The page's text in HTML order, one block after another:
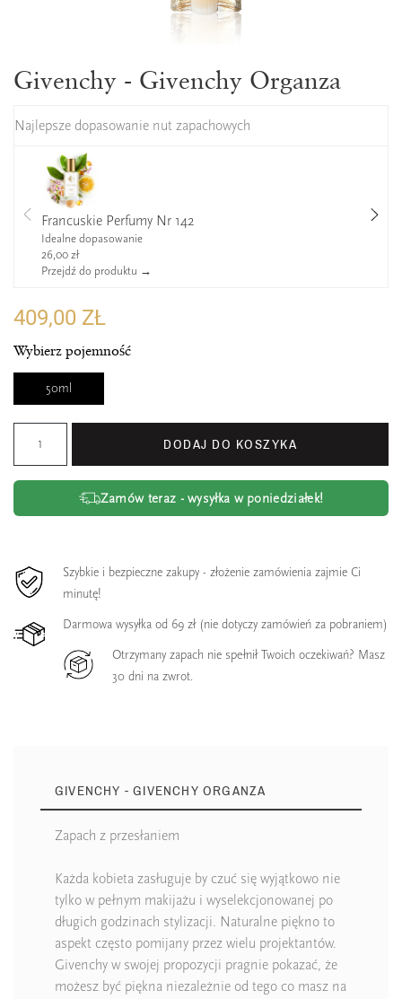
Givenchy - Givenchy Organza
Najlepsze dopasowanie nut zapachowych
Francuskie Perfumy Nr 142
Idealne dopasowanie
26,00 zł
Przejdź do produktu →
409,00 ZŁ
Wybierz pojemność
50ml
DODAJ DO KOSZYKA
Zamów teraz - wysyłka w poniedziałek!
Szybkie i bezpieczne zakupy - złożenie zamówienia zajmie Ci
minutę!
Darmowa wysyłka od 69 zł (nie dotyczy zamówień za pobraniem)
Otrzymany zapach nie spełnił Twoich oczekiwań? Masz
30 dni na zwrot.
GIVENCHY - GIVENCHY ORGANZA
Zapach z przesłaniem
Każda kobieta zasługuje by czuć się wyjątkowo nie
tylko w pełnym makijażu i wyselekcjonowanej po
długich godzinach stylizacji. Naturalne piękno to
aspekt często pomijany przez wielu projektantów.
Givenchy w swojej propozycji pragnie pokazać, że
możesz być piękna niezależnie od tego co masz na